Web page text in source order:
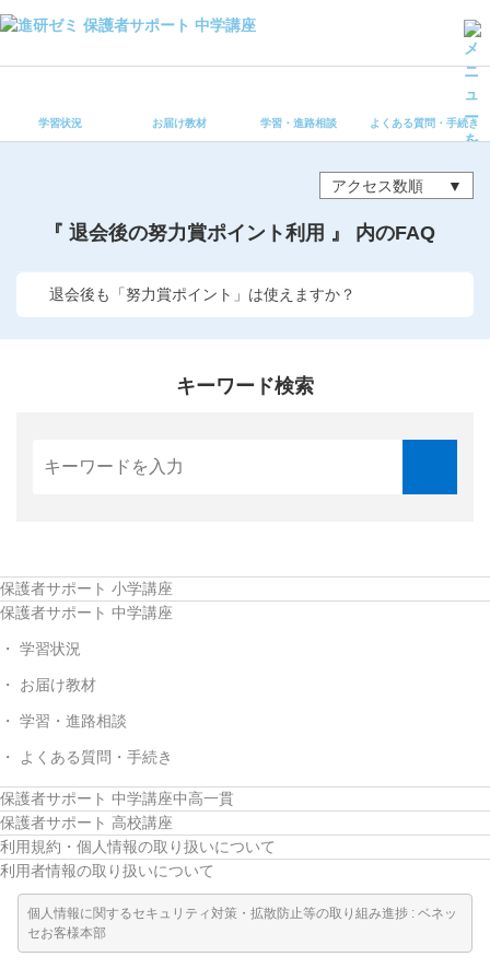
学習・進路相談
登録情報の変更・各種お手続き
会員ページへログイン
お客様サポート(手続き・照会)
よくある質問・お問い合わせ
こどもちゃれんじ
進研ゼミ 小学講座
進研ゼミ 中学講座 中高一貫
進研ゼミ 高校講座
進研ゼミ中学講座のご紹介はこちら
会員サイトはこちら
学習状況 お届け教材 学習・進路相談 よくある質問・手続き
アクセス数順
『 退会後の努力賞ポイント利用 』 内のFAQ
退会後も「努力賞ポイント」は使えますか？
キーワード検索
保護者サポート 小学講座
保護者サポート 中学講座
学習状況
お届け教材
学習・進路相談
よくある質問・手続き
保護者サポート 中学講座中高一貫
保護者サポート 高校講座
利用規約・個人情報の取り扱いについて
利用者情報の取り扱いについて
個人情報に関するセキュリティ対策・拡散防止等の取り組み進捗 : ベネッ
セお客様本部